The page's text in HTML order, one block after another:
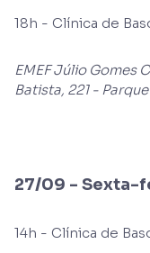
18h - Clínica de
EMEF Júlio Gomes
Batista, 221 -
27/09 - Sexta-
14h - Clínica de